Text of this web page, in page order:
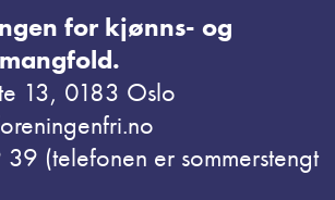
for kjønns- og
13, 0183 Oslo
(telefonen er sommerstengt